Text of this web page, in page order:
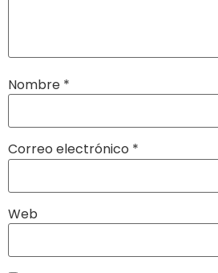
Nombre *
Correo electrónico *
Web